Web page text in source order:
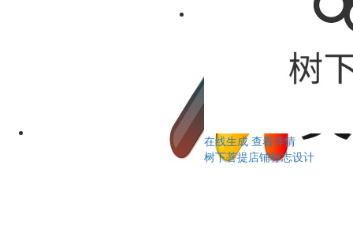
在线生成 查看详情
树下菩提店铺标志设计